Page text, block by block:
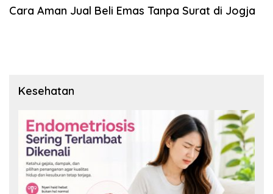
Cara Aman Jual Beli Emas Tanpa Surat di Jogja
Kesehatan